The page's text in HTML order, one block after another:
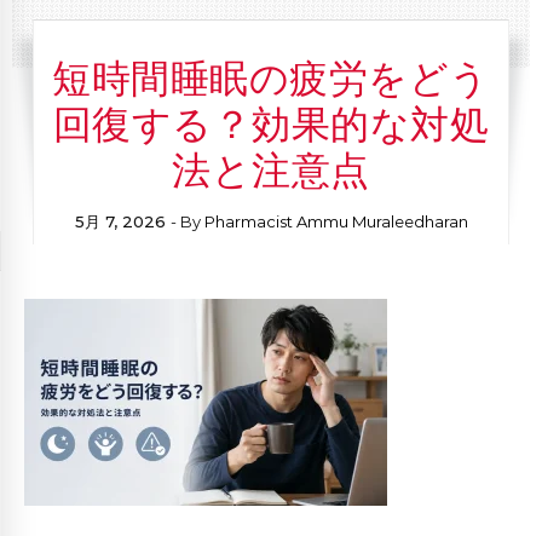
短時間睡眠の疲労をどう
回復する？効果的な対処
法と注意点
5月 7, 2026 - By Pharmacist Ammu Muraleedharan